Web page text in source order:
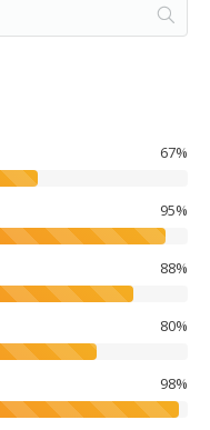
67%
95%
88%
80%
98%